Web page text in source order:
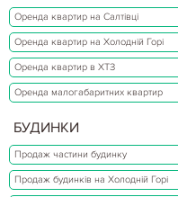
Оренда квартир на Салтівці
Оренда квартир на Холодній Горі
Оренда квартир в ХТЗ
Оренда малогабаритних квартир
БУДИНКИ
Продаж частини будинку
Продаж будинків на Холодній Горі